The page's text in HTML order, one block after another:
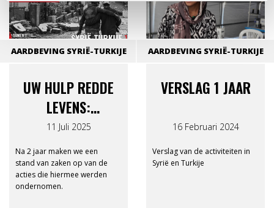
UW HULP REDDE
LEVENS:
EINDRAPPORT
SYRIË-TURKIJE 12-
12
11 Juli 2025
Na 2 jaar maken we een
stand van zaken op van de
acties die hiermee werden
ondernomen.
AARDBEVING SYRIË-TURKIJE
VERSLAG 1 JAAR
16 Februari 2024
Verslag van de activiteiten in
Syrië en Turkije
AARDBEVING SYRIË-TURKIJE